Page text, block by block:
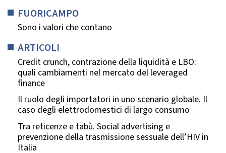
FUORICAMPO
Sono i valori che contano
ARTICOLI
Credit crunch, contrazione della liquidità e LBO:
quali cambiamenti nel mercato del leveraged
finance
Il ruolo degli importatori in uno scenario globale. Il
caso degli elettrodomestici di largo consumo
Tra reticenze e tabù. Social advertising e
prevenzione della trasmissione sessuale dell’HIV in
Italia